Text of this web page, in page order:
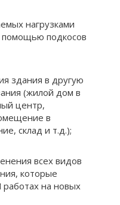
нагрузками
помощью подкосов
здания в другую
(жилой дом в
центр,
в
склад и т.д.);
всех видов
которые
на новых